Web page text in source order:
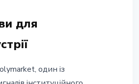
для
один із